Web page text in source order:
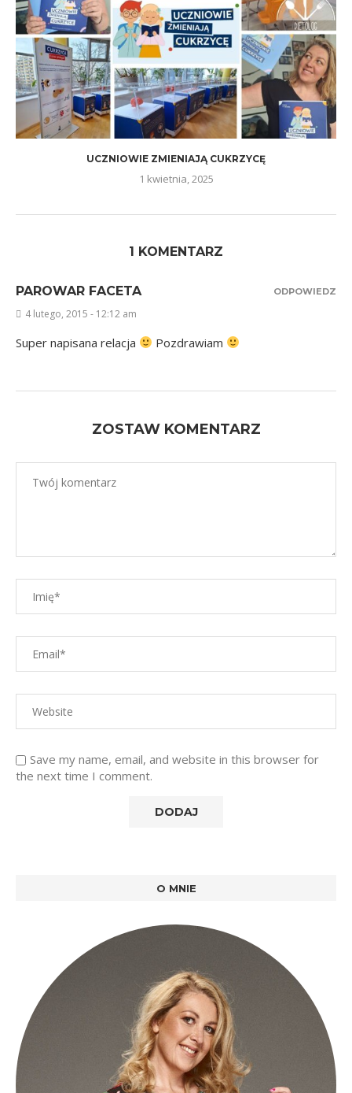
UCZNIOWIE ZMIENIAJĄ CUKRZYCĘ
1 kwietnia, 2025
1 KOMENTARZ
PAROWAR FACETA
4 lutego, 2015 - 12:12 am
Super napisana relacja Pozdrawiam
ODPOWIEDZ
ZOSTAW KOMENTARZ
Save my name, email, and website in this browser for
the next time I comment.
O MNIE